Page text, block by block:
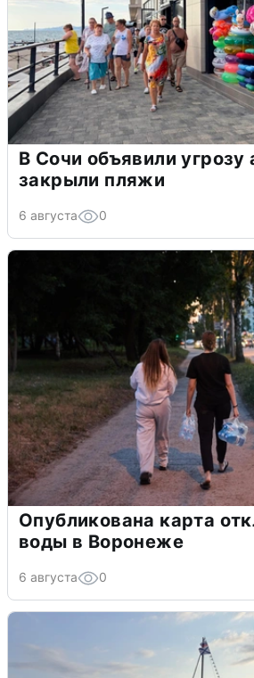
В Сочи объявили
закрыли пляжи
6 августа 0
Опубликована карта
воды в Воронеже
6 августа 0